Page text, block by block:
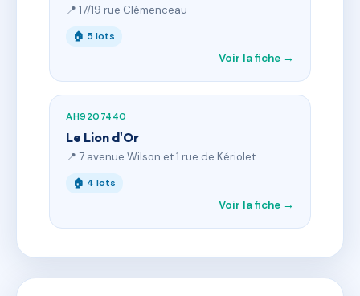
📍 17/19 rue Clémenceau
🏠 5 lots
Voir la fiche →
AH9207440
Le Lion d'Or
📍 7 avenue Wilson et 1 rue de Kériolet
🏠 4 lots
Voir la fiche →